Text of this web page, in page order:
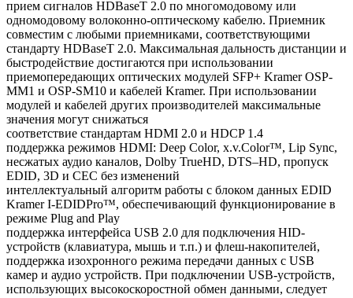
прием сигналов HDBaseT 2.0 по многомодовому или
одномодовому волоконно-оптическому кабелю. Приемник
совместим с любыми приемниками, соответствующими
стандарту HDBaseT 2.0. Максимальная дальность дистанции и
быстродействие достигаются при использовании
приемопередающих оптических модулей SFP+ Kramer OSP-
MM1 и OSP-SM10 и кабелей Kramer. При использовании
модулей и кабелей других производителей максимальные
значения могут снижаться
соответствие стандартам HDMI 2.0 и HDCP 1.4
поддержка режимов HDMI: Deep Color, x.v.Color™, Lip Sync,
несжатых аудио каналов, Dolby TrueHD, DTS–HD, пропуск
EDID, 3D и CEC без изменений
интеллектуальный алгоритм работы с блоком данных EDID
Kramer I-EDIDPro™, обеспечивающий функционирование в
режиме Plug and Play
поддержка интерфейса USB 2.0 для подключения HID-
устройств (клавиатура, мышь и т.п.) и флеш-накопителей,
поддержка изохронного режима передачи данных с USB
камер и аудио устройств. При подключении USB-устройств,
использующих высокоскоростной обмен данными, следует